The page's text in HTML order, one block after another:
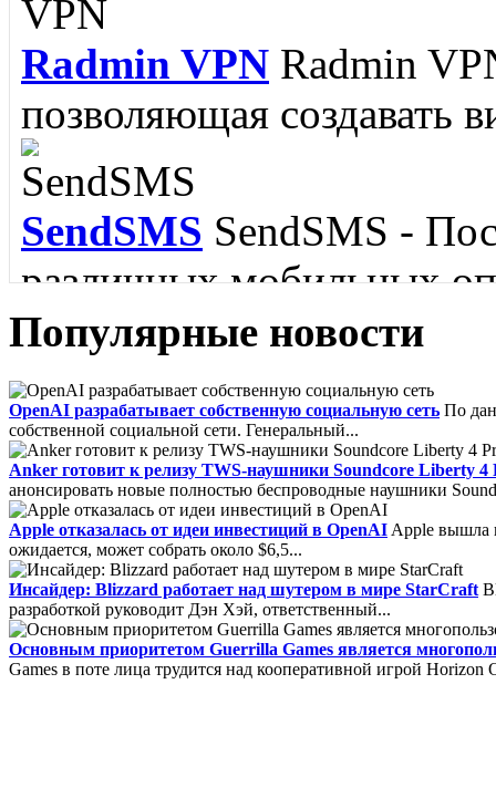
Memorize ITMemorize It
пополнить словарный
языка....
IBM Lotus Symphony
пакет для Linux....
Filler PilotFiller Pilot -
заполнения бланков,
Radmin VPN Radmin
позволяющая создавать
SendSMS SendSMS -
различных мобильных
FoxMailFoxmail -
обладающий
SMTP, MAPI и RSS....
Core FTPCore FTP -
Популярные новости
OpenAI разрабатывает собственную социальную сеть По
собственной социальной сети. Генеральный...
Anker готовит к релизу TWS-наушники Soundcore Liberty 4
анонсировать новые полностью беспроводные наушники
Apple отказалась от идеи инвестиций в OpenAI Apple вышла
ожидается, может собрать около $6,5...
Инсайдер: Blizzard работает над шутером в мире StarCraft
разработкой руководит Дэн Хэй, ответственный...
Основным приоритетом Guerrilla Games является
Games в поте лица трудится над кооперативной игрой Horizon